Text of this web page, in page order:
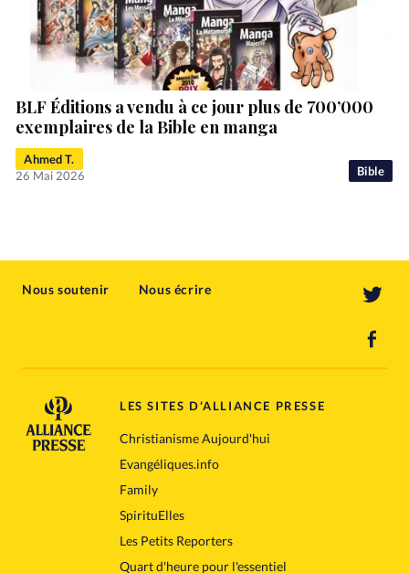
Bible
BLF Éditions a vendu à ce jour plus de 700’000
exemplaires de la Bible en manga
Ahmed T.
26 Mai 2026
Nous soutenir Nous écrire
LES SITES D'ALLIANCE PRESSE
Christianisme Aujourd'hui
Evangéliques.info
Family
SpirituElles
Les Petits Reporters
Quart d'heure pour l'essentiel